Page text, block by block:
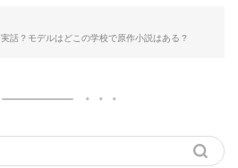
話？モデルはどこの学校で原作小説はある？